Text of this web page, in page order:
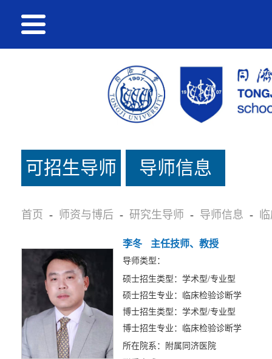
可招生导师
名单
导师信息
首页 - 师资与博后 - 研究生导师 - 导师信息 -
李冬 主任技师、教授
导师类型：
硕士招生类型：学术型/专业型
硕士招生专业：临床检验诊断学
博士招生类型：学术型/专业型
博士招生专业：临床检验诊断学
所在院系：附属同济医院